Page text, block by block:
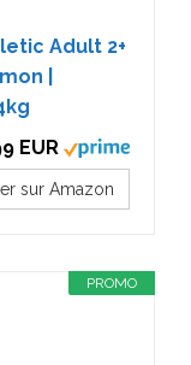
Adult 2+
|
EUR
sur Amazon
PROMO